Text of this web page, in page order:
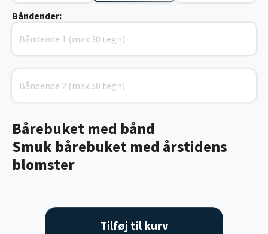
Bårebuket med bånd
Smuk bårebuket med årstidens
blomster
Båndender:
Tilføj til kurv